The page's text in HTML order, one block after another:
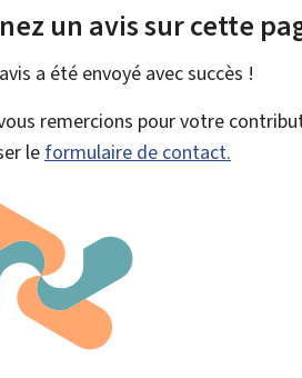
un avis sur cette
a été envoyé avecsuccès !
remercions pour votre
le formulaire de contact.